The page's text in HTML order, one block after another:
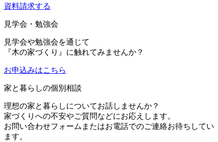
資料請求する
見学会・勉強会
見学会や勉強会を通じて
『木の家づくり』に触れてみませんか？
お申込みはこちら
家と暮らしの個別相談
理想の家と暮らしについてお話しませんか？
家づくりへの不安やご質問などにお応えします。
お問い合わせフォームまたはお電話でのご連絡お待ちしてい
ます。